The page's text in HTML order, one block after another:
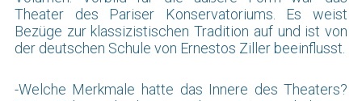
Theater des Pariser Konservatoriums. Es weist
Bezüge zur klassizistischen Tradition auf und ist von
der deutschen Schule von Ernestos Ziller beeinflusst.
-Welche Merkmale hatte das Innere des Theaters?